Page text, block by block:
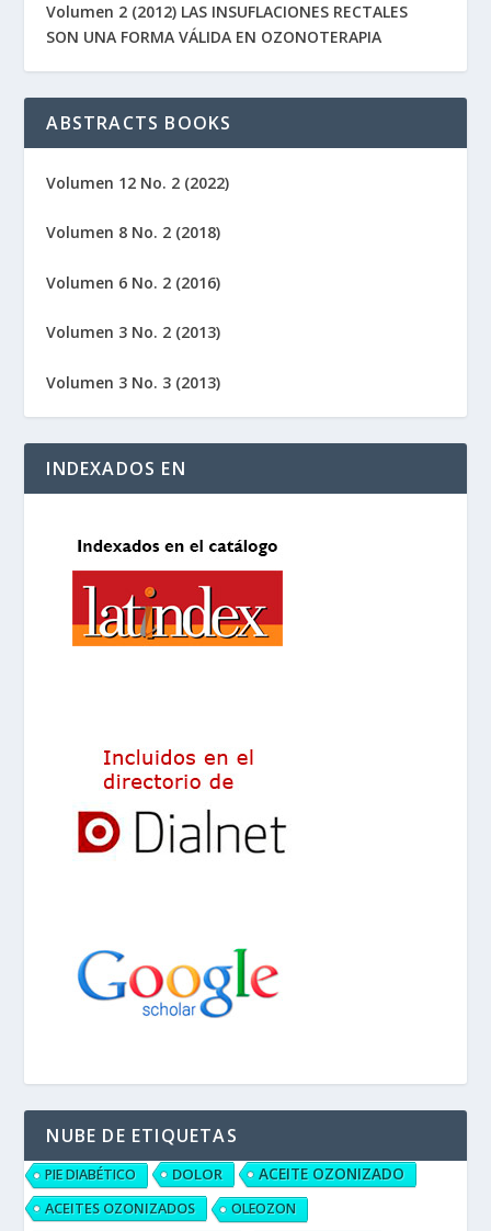
Volumen 2 (2012) LAS INSUFLACIONES RECTALES
SON UNA FORMA VÁLIDA EN OZONOTERAPIA
ABSTRACTS BOOKS
Volumen 12 No. 2 (2022)
Volumen 8 No. 2 (2018)
Volumen 6 No. 2 (2016)
Volumen 3 No. 2 (2013)
Volumen 3 No. 3 (2013)
INDEXADOS EN
NUBE DE ETIQUETAS
PIE DIABÉTICO DOLOR ACEITE OZONIZADO
ACEITES OZONIZADOS
OLEOZON